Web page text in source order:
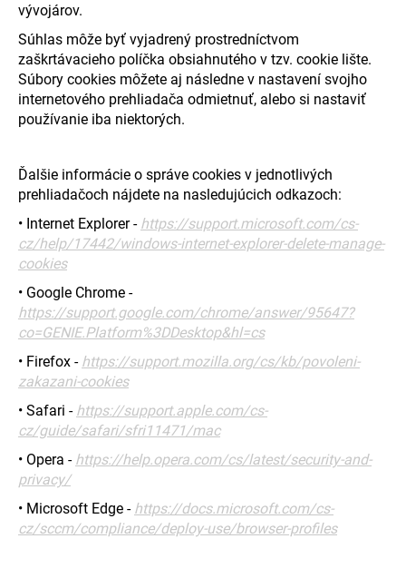
vývojárov.
Súhlas môže byť vyjadrený prostredníctvom
zaškrtávacieho políčka obsiahnutého v tzv. cookie lište.
Súbory cookies môžete aj následne v nastavení svojho
internetového prehliadača odmietnuť, alebo si nastaviť
používanie iba niektorých.
Ďalšie informácie o správe cookies v jednotlivých
prehliadačoch nájdete na nasledujúcich odkazoch:
• Internet Explorer - https://support.microsoft.com/cs-
cz/help/17442/windows-internet-explorer-delete-manage-
cookies
• Google Chrome -
https://support.google.com/chrome/answer/95647?
co=GENIE.Platform%3DDesktop&hl=cs
• Firefox - https://support.mozilla.org/cs/kb/povoleni-
zakazani-cookies
• Safari - https://support.apple.com/cs-
cz/guide/safari/sfri11471/mac
• Opera - https://help.opera.com/cs/latest/security-and-
privacy/
• Microsoft Edge - https://docs.microsoft.com/cs-
cz/sccm/compliance/deploy-use/browser-profiles